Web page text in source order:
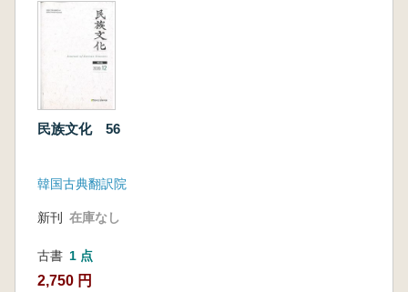
民族文化 56
韓国古典翻訳院
新刊 在庫なし
古書 1 点
2,750 円